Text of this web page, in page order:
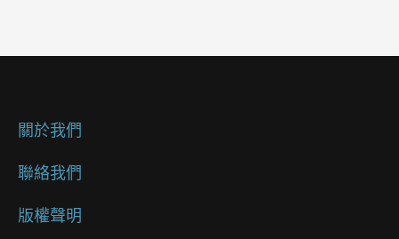
關於我們
聯絡我們
版權聲明